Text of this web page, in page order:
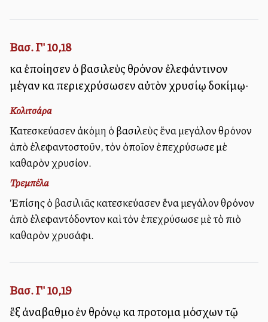
Βασ. Γ' 10,18
καὶ ἐποίησεν ὁ βασιλεὺς θρόνον ἐλεφάντινον
μέγαν καὶ περιεχρύσωσεν αὐτὸν χρυσίῳ δοκίμῳ·
Κολιτσάρα
Κατεσκεύασεν ἀκόμη ὁ βασιλεὺς ἕνα μεγάλον θρόνον
ἀπὸ ἐλεφαντοστοῦν, τὸν ὁποῖον ἐπεχρύσωσε μὲ
καθαρὸν χρυσίον.
Τρεμπέλα
Ἐπίσης ὁ βασιλιᾶς κατεσκεύασεν ἕνα μεγάλον θρόνον
ἀπὸ ἐλεφαντόδοντον καὶ τὸν ἐπεχρύσωσε μὲ τὸ πιὸ
καθαρὸν χρυσάφι.
Βασ. Γ' 10,19
ἓξ ἀναβαθμοὶ ἐν θρόνῳ καὶ προτομαὶ μόσχων τῷ